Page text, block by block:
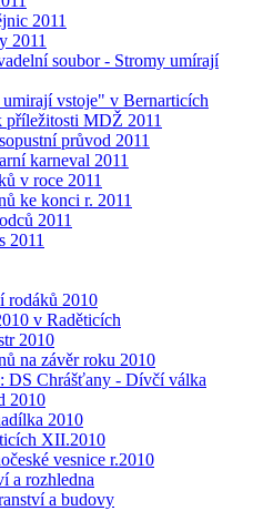
2011
2011
soubor - Stromy umírají
vstoje" v Bernarticích
příležitosti MDŽ 2011
průvod 2011
karneval 2011
v roce 2011
ke konci r. 2011
2011
2011
rodáků 2010
v Raděticích
2010
na závěr roku 2010
DS Chrášťany - Dívčí válka
2010
2010
XII.2010
vesnice r.2010
a rozhledna
a budovy